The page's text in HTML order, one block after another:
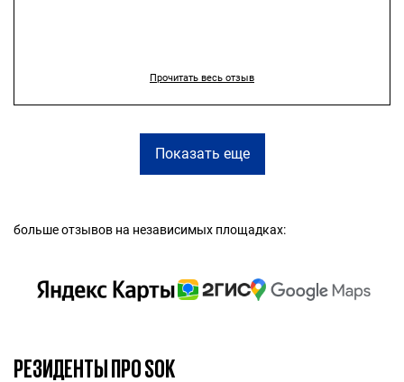
Прочитать весь отзыв
Показать еще
больше отзывов на независимых площадках:
РЕЗИДЕНТЫ ПРО SOK